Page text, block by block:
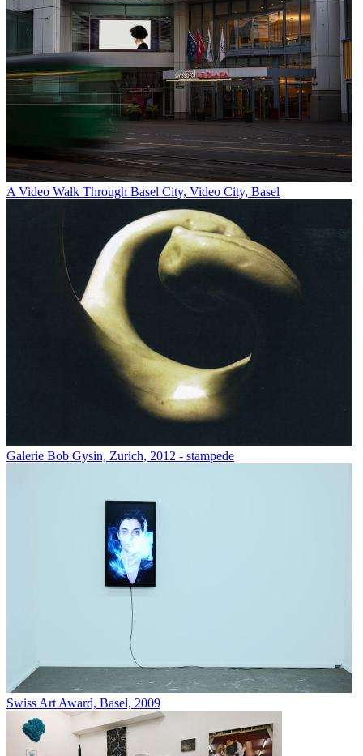
A Video Walk Through Basel City, Video City, Basel
Galerie Bob Gysin, Zurich, 2012 - stampede
Swiss Art Award, Basel, 2009